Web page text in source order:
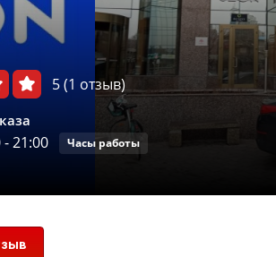
5(1 отзыв)
-21:00 Часы работы